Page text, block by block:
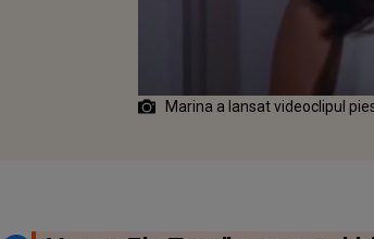
Marina a lansat videoclipul